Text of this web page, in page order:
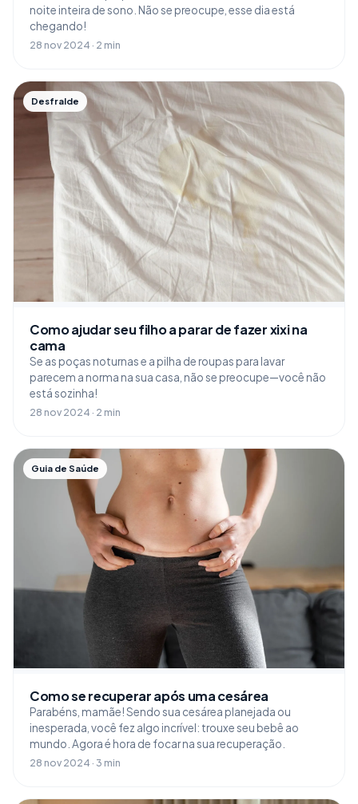
noite inteira de sono. Não se preocupe, esse dia está
chegando!
28 nov 2024 · 2 min
Desfralde
Como ajudar seu filho a parar de fazer xixi na
cama
Se as poças noturnas e a pilha de roupas para lavar
parecem a norma na sua casa, não se preocupe—você não
está sozinha!
28 nov 2024 · 2 min
Guia de Saúde
Como se recuperar após uma cesárea
Parabéns, mamãe! Sendo sua cesárea planejada ou
inesperada, você fez algo incrível: trouxe seu bebê ao
mundo. Agora é hora de focar na sua recuperação.
28 nov 2024 · 3 min